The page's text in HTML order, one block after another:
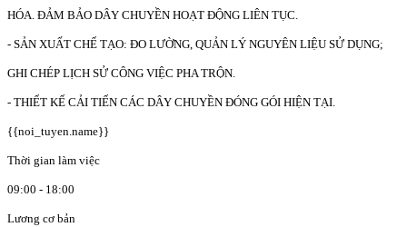
HÓA. ĐẢM BẢO DÂY CHUYỀN HOẠT ĐỘNG LIÊN TỤC.
- SẢN XUẤT CHẾ TẠO: ĐO LƯỜNG, QUẢN LÝ NGUYÊN LIỆU SỬ DỤNG;
GHI CHÉP LỊCH SỬ CÔNG VIỆC PHA TRỘN.
- THIẾT KẾ CẢI TIẾN CÁC DÂY CHUYỀN ĐÓNG GÓI HIỆN TẠI.
{{noi_tuyen.name}}
Thời gian làm việc
09:00 - 18:00
Lương cơ bản